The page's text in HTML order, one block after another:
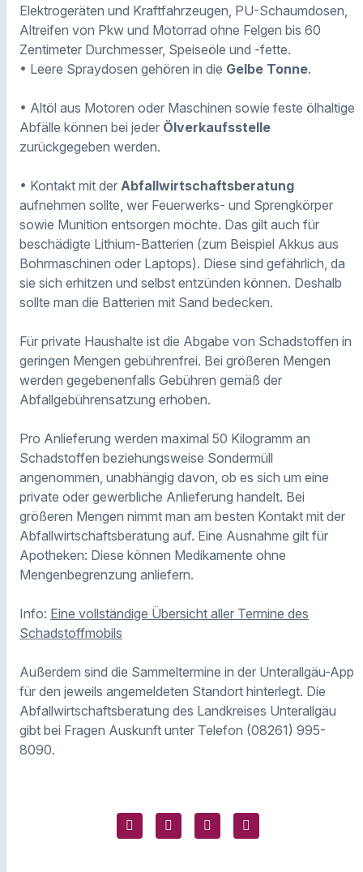
Elektrogeräten und Kraftfahrzeugen, PU-Schaumdosen,
Altreifen von Pkw und Motorrad ohne Felgen bis 60
Zentimeter Durchmesser, Speiseöle und -fette.
• Leere Spraydosen gehören in die Gelbe Tonne.
• Altöl aus Motoren oder Maschinen sowie feste ölhaltige
Abfälle können bei jeder Ölverkaufsstelle
zurückgegeben werden.
• Kontakt mit der Abfallwirtschaftsberatung
aufnehmen sollte, wer Feuerwerks- und Sprengkörper
sowie Munition entsorgen möchte. Das gilt auch für
beschädigte Lithium-Batterien (zum Beispiel Akkus aus
Bohrmaschinen oder Laptops). Diese sind gefährlich, da
sie sich erhitzen und selbst entzünden können. Deshalb
sollte man die Batterien mit Sand bedecken.
Für private Haushalte ist die Abgabe von Schadstoffen in
geringen Mengen gebührenfrei. Bei größeren Mengen
werden gegebenenfalls Gebühren gemäß der
Abfallgebührensatzung erhoben.
Pro Anlieferung werden maximal 50 Kilogramm an
Schadstoffen beziehungsweise Sondermüll
angenommen, unabhängig davon, ob es sich um eine
private oder gewerbliche Anlieferung handelt. Bei
größeren Mengen nimmt man am besten Kontakt mit der
Abfallwirtschaftsberatung auf. Eine Ausnahme gilt für
Apotheken: Diese können Medikamente ohne
Mengenbegrenzung anliefern.
Info: Eine vollständige Übersicht aller Termine des
Schadstoffmobils
Außerdem sind die Sammeltermine in der Unterallgäu-App
für den jeweils angemeldeten Standort hinterlegt. Die
Abfallwirtschaftsberatung des Landkreises Unterallgäu
gibt bei Fragen Auskunft unter Telefon (08261) 995-
8090.